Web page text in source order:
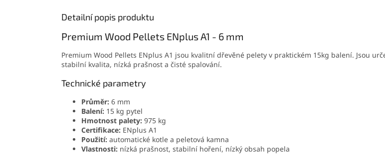
Detailní popis produktu
Premium Wood Pellets ENplus A1 - 6 mm
Premium Wood Pellets ENplus A1 jsou kvalitní dřevěné pelety v praktickém 15kg balení. Jsou
stabilní kvalita, nízká prašnost a čisté spalování.
Technické parametry
Průměr: 6 mm
Balení: 15 kg pytel
Hmotnost palety: 975 kg
Certifikace: ENplus A1
Použití: automatické kotle a peletová kamna
Vlastnosti: nízká prašnost, stabilní hoření, nízký obsah popela